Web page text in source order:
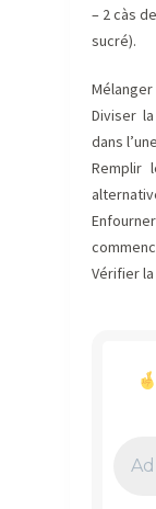
– 2 càs
sucré).
Diviser
dans
Remplir
Vérifier
e-